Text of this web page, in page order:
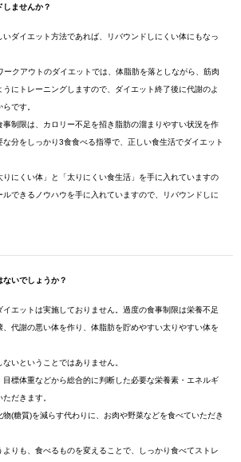
しませんか？
ダイエット方法であれば、リバウンドしにくい体にもなっ
クアウトのダイエットでは、体脂肪を落としながら、筋肉
にトレーニングしますので、ダイエット終了後に代謝のよ
です。
事制限は、カロリー不足を招き脂肪の溜まりやすい状況を作
な分をしっかり3食食べる指導で、正しい食生活でダイエット
りにくい体」と「太りにくい食生活」を手に入れていますの
できるノウハウを手に入れていますので、リバウンドしに
いでしょうか？
エットは実施しておりません。過度の食事制限は栄養不足
代謝の悪い体を作り、体脂肪を貯めやすい太りやすい体を
いということではありません。
目標体重などから総合的に判断した必要な栄養素・エネルギ
だきます。
物(糖質)を減らす代わりに、お肉や野菜などを食べていただき
りも、食べるものを変えることで、しっかり食べてストレ